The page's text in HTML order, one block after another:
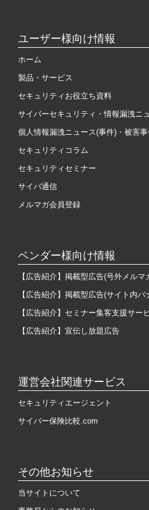
ユーザー様向け情報
ホーム
製品・サービス
セキュリティお役立ち資料
サイバーセキュリティ・情報漏洩ニ
個人情報漏洩ニュース(事件)・被害
セキュリティコラム
セキュリティセミナー
サイバ通信
メルマガ会員登録
ベンダー様向け情報
【広告紹介】掲載型広告(号外メルマ
【広告紹介】掲載型広告(サイト内バ
【広告紹介】セミナー集客支援サー
【広告紹介】宣伝し放題広告
運営会社関連サービス
セキュリティエージェント
サイバー保険比較.com
その他お知らせ
当サイトについて